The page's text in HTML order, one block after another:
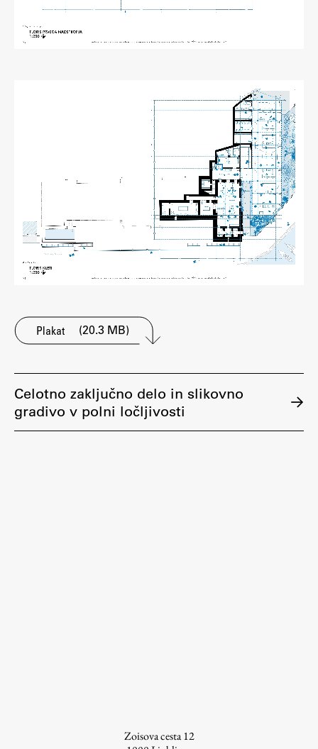
Seminarske teme
Gostujoči profesor
Razvojno sodelovanje in humanitarna pomoč
Založništvo
FA–ZA
Igra ustvarjalnosti
Plakat (20.3 MB)
Celotno zaključno delo in slikovno
gradivo v polni ločljivosti
Zoisova cesta 12